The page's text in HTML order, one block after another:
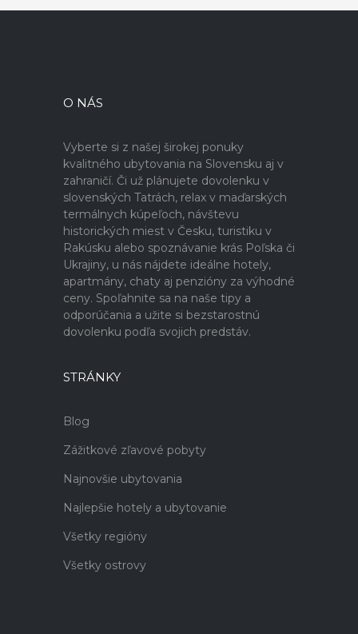
O NÁS
Vyberte si z našej širokej ponuky
kvalitného ubytovania na Slovensku aj v
zahraničí. Či už plánujete dovolenku v
slovenských Tatrách, relax v maďarských
termálnych kúpeľoch, návštevu
historických miest v Česku, turistiku v
Rakúsku alebo spoznávanie krás Poľska či
Ukrajiny, u nás nájdete ideálne hotely,
apartmány, chaty aj penzióny za výhodné
ceny. Spoľahnite sa na naše tipy a
odporúčania a užite si bezstarostnú
dovolenku podľa svojich predstáv.
STRÁNKY
Blog
Zážitkové zľavové pobyty
Najnovšie ubytovania
Najlepšie hotely a ubytovanie
Všetky regióny
Všetky ostrovy